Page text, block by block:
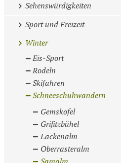
Sehenswürdigkeiten
Sport und Freizeit
Winter
Eis-Sport
Rodeln
Skifahren
Schneeschuhwandern
Gemskofel
Grifitzbühel
Lackenalm
Oberrasteralm